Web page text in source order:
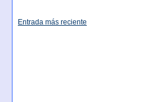
Entrada más reciente